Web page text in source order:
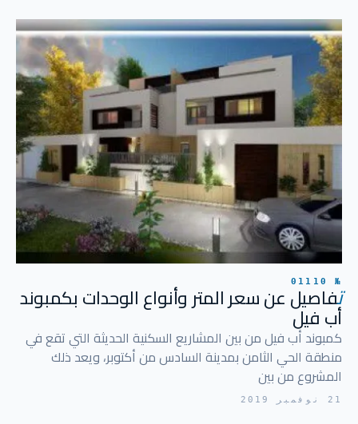
№ 01110
تفاصيل عن سعر المتر وأنواع الوحدات بكمبوند
أب فيل
كمبوند أب فيل من بين المشاريع السكنية الحديثة التي تقع في
منطقة الحي الثامن بمدينة السادس من أكتوبر، ويعد ذلك
المشروع من بين
21 نوفمبر 2019